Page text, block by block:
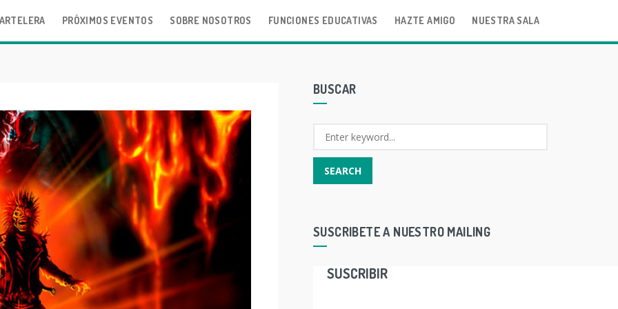
PRÓXIMOS EVENTOS SOBRE NOSOTROS FUNCIONES EDUCATIVAS HAZTE AMIGO NUESTRA SALA
BUSCAR
SUSCRIBETE A NUESTRO MAILING
SUSCRIBIR